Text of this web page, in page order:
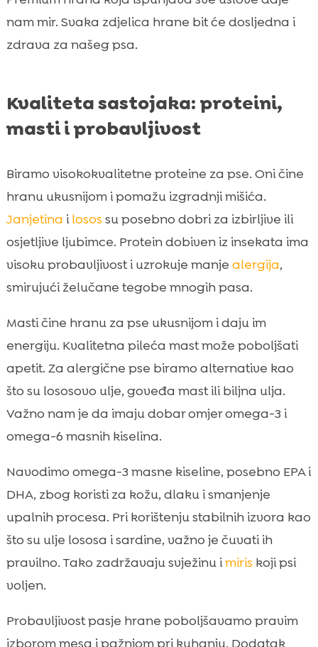
nam mir. Svaka zdjelica hrane bit će dosljedna i
zdrava za našeg psa.
Kvaliteta sastojaka: proteini,
masti i probavljivost
Biramo visokokvalitetne proteine za pse. Oni čine
hranu ukusnijom i pomažu izgradnji mišića.
Janjetina ilosos su posebno dobri za izbirljive ili
osjetljive ljubimce. Protein dobiven iz insekata ima
visoku probavljivost i uzrokuje manje alergija,
smirujući želučane tegobe mnogih pasa.
Masti čine hranu za pse ukusnijom i daju im
energiju. Kvalitetna pileća mast može poboljšati
apetit. Za alergične pse biramo alternative kao
što su lososovo ulje, goveđa mast ili biljna ulja.
Važno nam je da imaju dobar omjer omega-3 i
omega-6 masnih kiselina.
Navodimo omega-3 masne kiseline, posebno EPA i
DHA, zbog koristi za kožu, dlaku i smanjenje
upalnih procesa. Pri korištenju stabilnih izvora kao
što su ulje lososa i sardine, važno je čuvati ih
pravilno. Tako zadržavaju svježinu imiris koji psi
voljen.
Probavljivost pasje hrane poboljšavamo pravim
izborom mesa i pažnjom pri kuhanju. Dodatak